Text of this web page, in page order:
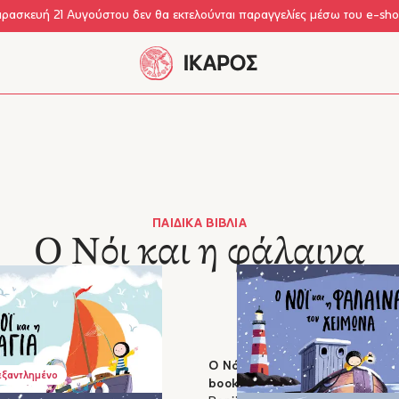
21 Αυγούστου δεν θα εκτελούνται παραγγελίες μέσω του e-
ΠΑΙΔΙΚΆ ΒΙΒΛΊΑ
Ο Νόι και η φάλαινα
- Board book
Ο Νόι και η φάλαινα τον
book